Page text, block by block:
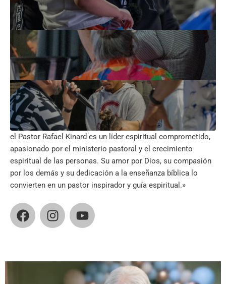
el Pastor Rafael Kinard es un líder espiritual comprometido,
apasionado por el ministerio pastoral y el crecimiento
espiritual de las personas. Su amor por Dios, su compasión
por los demás y su dedicación a la enseñanza bíblica lo
convierten en un pastor inspirador y guía espiritual.»
F
a
b
I
n
a
Y
o
u
b